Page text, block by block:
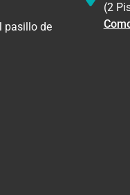
pasillo de
(2